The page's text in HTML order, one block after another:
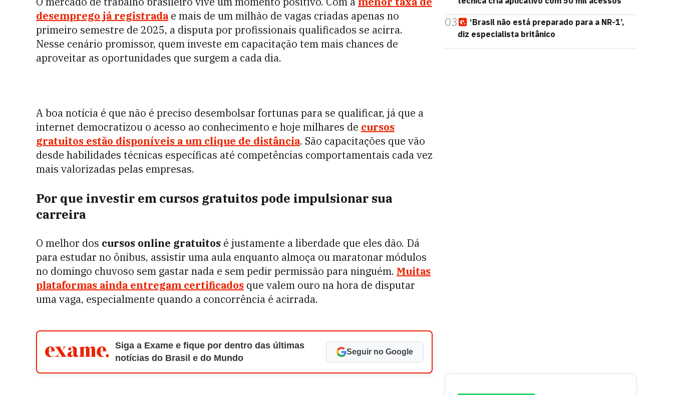
desemprego já registrada e mais de um milhão de vagas criadas apenas no
primeiro semestre de 2025, a disputa por profissionais qualificados se acirra.
Nesse cenário promissor, quem investe em capacitação tem mais chances de
aproveitar as oportunidades que surgem a cada dia.
A boa notícia é que não é preciso desembolsar fortunas para se qualificar, já que a
internet democratizou o acesso ao conhecimento e hoje milhares de cursos
gratuitos estão disponíveis a um clique de distância. São capacitações que vão
desde habilidades técnicas específicas até competências comportamentais cada vez
mais valorizadas pelas empresas.
Por que investir em cursos gratuitos pode impulsionar sua
carreira
O melhor dos cursos online gratuitos é justamente a liberdade que eles dão. Dá
para estudar no ônibus, assistir uma aula enquanto almoça ou maratonar módulos
no domingo chuvoso sem gastar nada e sem pedir permissão para ninguém. Muitas
plataformas ainda entregam certificados que valem ouro na hora de disputar
uma vaga, especialmente quando a concorrência é acirrada.
Siga a Exame e fique por dentro das últimas
notícias do Brasil e do Mundo
Seguir no Google
03
‘Brasil não está preparado para a NR-1’,
diz especialista britânico